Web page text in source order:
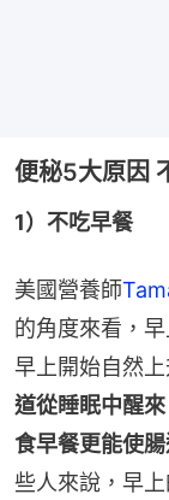
便秘5大原因
1）不吃早餐
美國營養師
的角度來看，
早上開始自然上
道從睡眠中醒
食早餐更能使
些人來說，早